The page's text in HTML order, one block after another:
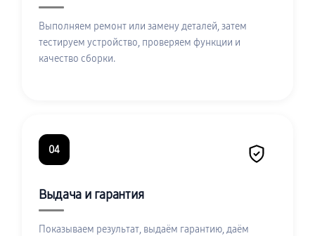
Выполняем ремонт или замену деталей, затем
тестируем устройство, проверяем функции и
качество сборки.
04
Выдача и гарантия
Показываем результат, выдаём гарантию, даём